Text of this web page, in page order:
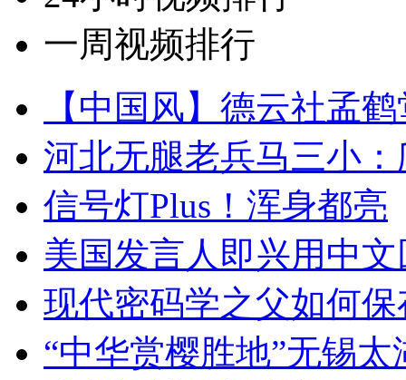
一周视频排行
【中国风】德云社孟
河北无腿老兵马三小
信号灯Plus！浑身都亮
美国发言人即兴用中
现代密码学之父如何
“中华赏樱胜地”无锡